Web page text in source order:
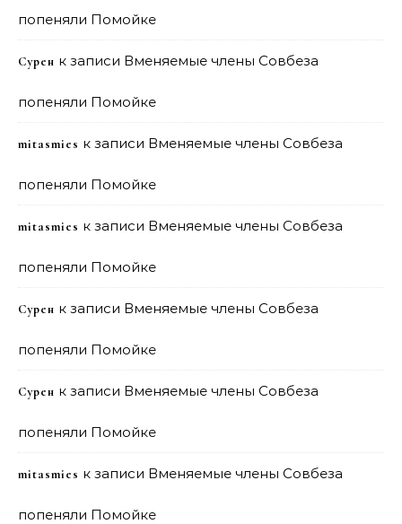
попеняли Помойке
Сурен к записи Вменяемые члены Совбеза
попеняли Помойке
mitasmies к записи Вменяемые члены Совбеза
попеняли Помойке
mitasmies к записи Вменяемые члены Совбеза
попеняли Помойке
Сурен к записи Вменяемые члены Совбеза
попеняли Помойке
Сурен к записи Вменяемые члены Совбеза
попеняли Помойке
mitasmies к записи Вменяемые члены Совбеза
попеняли Помойке